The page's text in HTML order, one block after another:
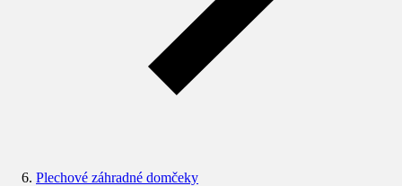
Plechové záhradné domčeky